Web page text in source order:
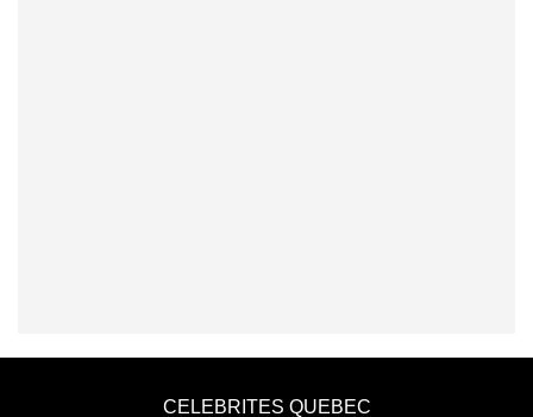
CELEBRITES QUEBEC